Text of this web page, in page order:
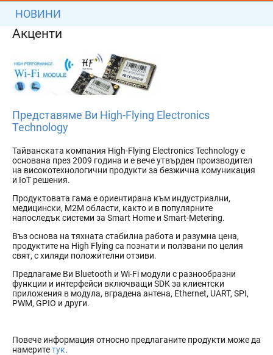
НОВИНИ
Акценти
Представяме Ви High-Flying Electronics
Technology
Тайванската компания High-Flying Electronics Technology е
основана през 2009 година и е вече утвърден производител
на високотехнологични продукти за безжична комуникация
и IoT решения.
Продуктовата гама е ориентирана към индустриални,
медицински, М2М области, както и в популярните
напоследък системи за Smart Home и Smart-Metering.
Въз основа на тяхната стабилна работа и разумна цена,
продуктите на High Flying са познати и ползвани по целия
свят, с хиляди положителни отзиви.
Предлагаме Ви Bluetooth и Wi-Fi модули с разнообразни
функции и интерфейси включващи SDK за клиентски
приложения в модула, вградена антена, Ethernet, UART, SPI,
PWM, GPIO и други.
Повече информация относно предлаганите продукти може да
намеритетук.